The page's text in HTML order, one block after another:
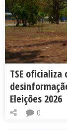
TSE
Eleições 2026
0